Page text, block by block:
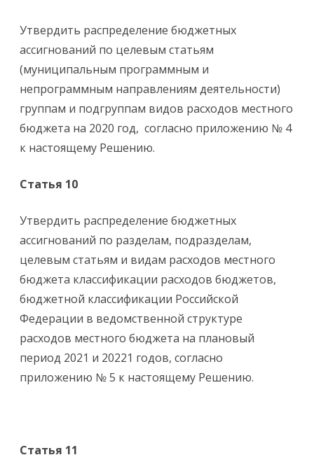
Утвердить распределение бюджетных
ассигнований по целевым статьям
(муниципальным программным и
непрограммным направлениям деятельности)
группам и подгруппам видов расходов местного
бюджета на 2020 год, согласно приложению № 4
к настоящему Решению.
Статья 10
Утвердить распределение бюджетных
ассигнований по разделам, подразделам,
целевым статьям и видам расходов местного
бюджета классификации расходов бюджетов,
бюджетной классификации Российской
Федерации в ведомственной структуре
расходов местного бюджета на плановый
период 2021 и 20221 годов, согласно
приложению № 5 к настоящему Решению.
Статья 11